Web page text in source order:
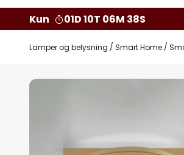
Kun 01D 10T 06M 37S
Lamper og belysning Smart Home
Gå
billedgalleriet